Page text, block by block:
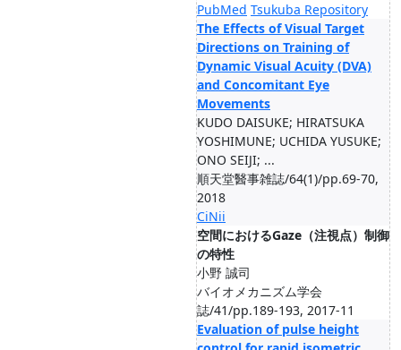
PubMed Tsukuba Repository
The Effects of Visual Target
Directions on Training of
Dynamic Visual Acuity (DVA)
and Concomitant Eye
Movements
KUDO DAISUKE; HIRATSUKA
YOSHIMUNE; UCHIDA YUSUKE;
ONO SEIJI; ...
順天堂醫事雑誌/64(1)/pp.69-70,
2018
CiNii
空間におけるGaze（注視点）制御
の特性
小野 誠司
バイオメカニズム学会
誌/41/pp.189-193, 2017-11
Evaluation of pulse height